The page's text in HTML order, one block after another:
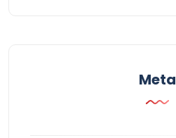
Meta